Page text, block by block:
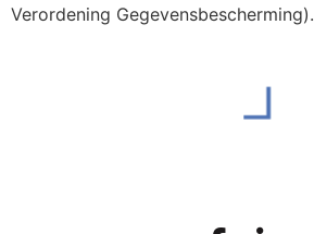
Verordening Gegevensbescherming).